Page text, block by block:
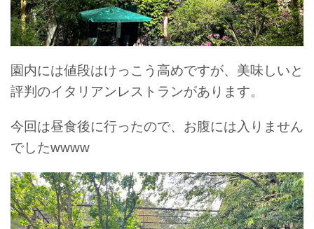
園内には値段はけっこう高めですが、美味しいと
評判のイタリアンレストランがあります。
今回は昼食後に行ったので、お腹には入りません
でしたwwww